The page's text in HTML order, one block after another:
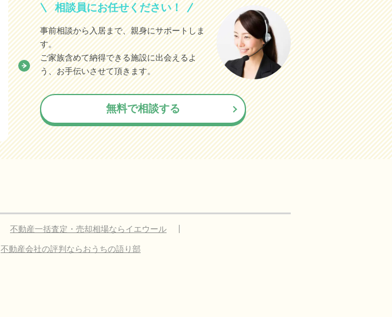
相談員にお任せください！
事前相談から入居まで、親身にサポートしま
す。
ご家族含めて納得できる施設に出会えるよ
う、お手伝いさせて頂きます。
無料で相談する
不動産一括査定・売却相場ならイエウール
不動産会社の評判ならおうちの語り部